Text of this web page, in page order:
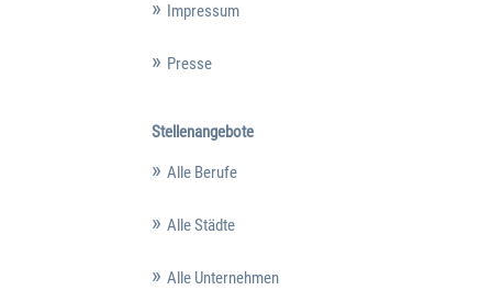
Impressum
Presse
Stellenangebote
Alle Berufe
Alle Städte
Alle Unternehmen